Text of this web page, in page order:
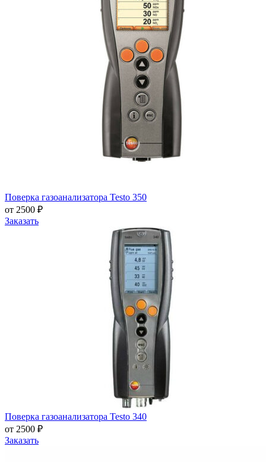
Поверка газоанализатора Testo 350
от 2500 ₽
Заказать
Поверка газоанализатора Testo 340
от 2500 ₽
Заказать